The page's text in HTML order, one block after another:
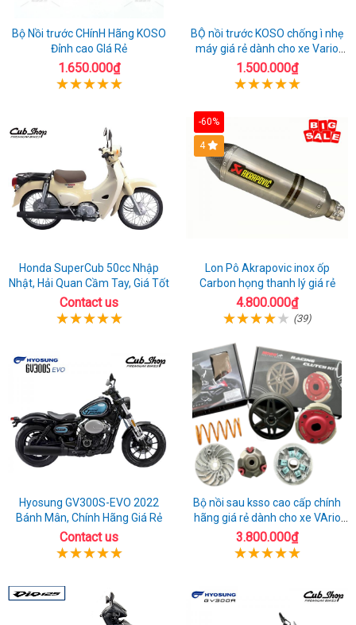
Bộ Nồi trước CHínH Hãng KOSO
Đỉnh cao GIá Rẻ
1.650.000₫
BỘ nồi trước KOSO chống ì nhẹ
máy giá rẻ dành cho xe Vario
160
1.500.000₫
Honda SuperCub 50cc Nhập
Nhật, Hải Quan Cầm Tay, Giá Tốt
Contact us
-60%
4
Lon Pô Akrapovic inox ốp
Carbon họng thanh lý giá rẻ
4.800.000₫
(39)
Hyosung GV300S-EVO 2022
Bánh Mân, Chính Hãng Giá Rẻ
Contact us
Bộ nồi sau ksso cao cấp chính
hãng giá rẻ dành cho xe VArio
160
3.800.000₫